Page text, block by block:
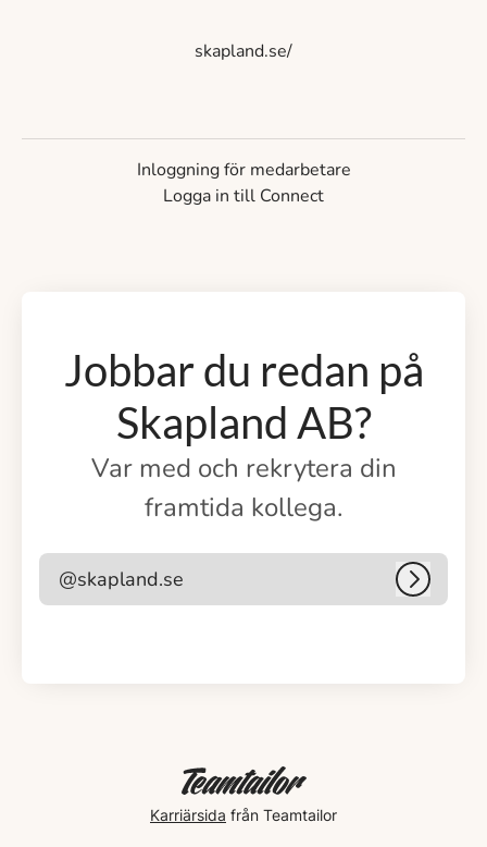
skapland.se/
Inloggning för medarbetare
Logga in till Connect
Jobbar du redan på
Skapland AB?
Var med och rekrytera din
framtida kollega.
@skapland.se Logga
Karriärsida från Teamtailor